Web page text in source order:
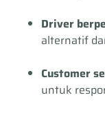
Driver
alternatif
Customer
untuk